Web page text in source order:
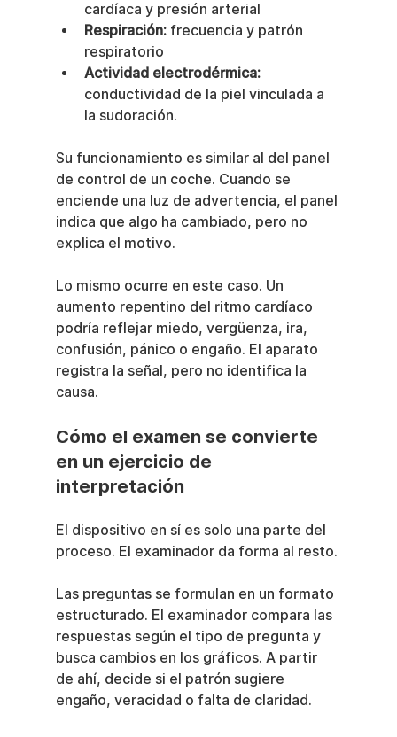
cardíaca y presión arterial
Respiración: frecuencia y patrón
respiratorio
Actividad electrodérmica:
conductividad de la piel vinculada a
la sudoración.
Su funcionamiento es similar al del panel
de control de un coche. Cuando se
enciende una luz de advertencia, el panel
indica que algo ha cambiado, pero no
explica el motivo.
Lo mismo ocurre en este caso. Un
aumento repentino del ritmo cardíaco
podría reflejar miedo, vergüenza, ira,
confusión, pánico o engaño. El aparato
registra la señal, pero no identifica la
causa.
Cómo el examen se convierte
en un ejercicio de
interpretación
El dispositivo en sí es solo una parte del
proceso. El examinador da forma al resto.
Las preguntas se formulan en un formato
estructurado. El examinador compara las
respuestas según el tipo de pregunta y
busca cambios en los gráficos. A partir
de ahí, decide si el patrón sugiere
engaño, veracidad o falta de claridad.